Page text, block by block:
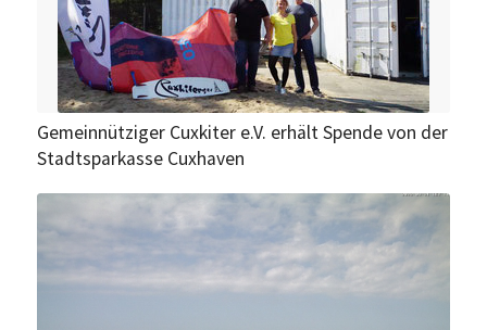
Gemeinnütziger Cuxkiter e.V. erhält Spende von der
Stadtsparkasse Cuxhaven